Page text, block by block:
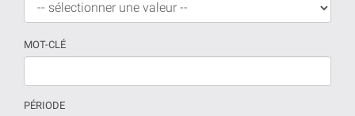
MOT-CLÉ
PÉRIODE